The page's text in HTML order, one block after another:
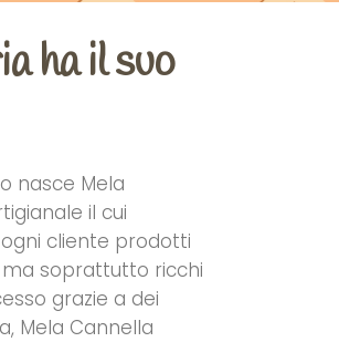
ha il suo
nasce Mela
il cui
cliente prodotti
soprattutto ricchi
grazie a dei
Mela Cannella